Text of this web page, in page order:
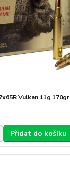
Vulkan 11g 170gr
Přidat do košíku